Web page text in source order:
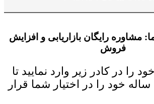
مشاوره رایگان بازاریابی و افزایش
فروش
را در کادر زیر وارد نمایید تا
خود را در اختیار شما قرار